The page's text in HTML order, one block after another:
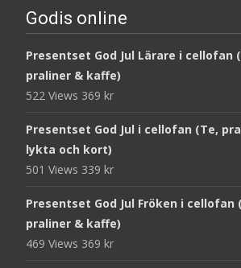
Godis online
Presentset God Jul Lärare i cellofan
praliner & kaffe)
522 Views 369 kr
Presentset God Jul i cellofan (Te,
lykta och kort)
501 Views 339 kr
Presentset God Jul Fröken i cellofan
praliner & kaffe)
469 Views 369 kr